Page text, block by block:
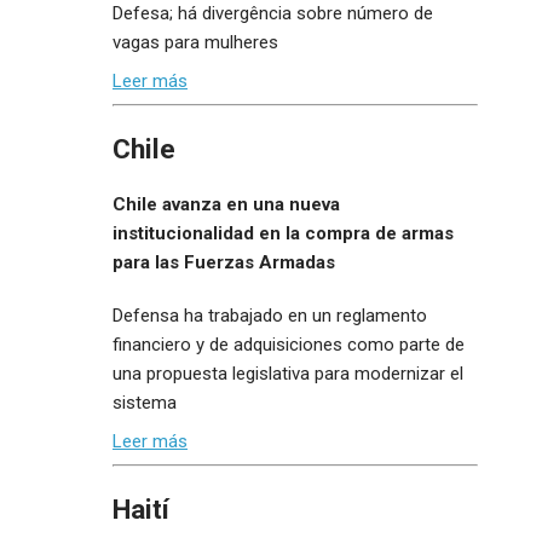
Defesa; há divergência sobre número de
vagas para mulheres
Leer más
Chile
Chile avanza en una nueva
institucionalidad en la compra de armas
para las Fuerzas Armadas
Defensa ha trabajado en un reglamento
financiero y de adquisiciones como parte de
una propuesta legislativa para modernizar el
sistema
Leer más
Haití